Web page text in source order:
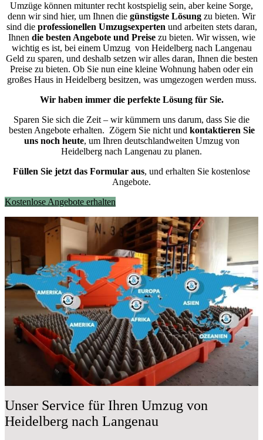
Umzüge können mitunter recht kostspielig sein, aber keine Sorge,
denn wir sind hier, um Ihnen die günstigste Lösung zu bieten. Wir
sind die professionellen Umzugsexperten und arbeiten stets daran,
Ihnen die besten Angebote und Preisezu bieten. Wir wissen, wie
wichtig es ist, bei einem Umzug von Heidelberg nach Langenau
Geld zu sparen, und deshalb setzen wir alles daran, Ihnen die besten
Preise zu bieten. Ob Sie nun eine kleine Wohnung haben oder ein
großes Haus in Heidelberg besitzen, was umgezogen werden muss.
Wir haben immer die perfekte Lösung für Sie.
Sparen Sie sich die Zeit – wir kümmern uns darum, dass Sie die
besten Angebote erhalten. Zögern Sie nicht und kontaktieren Sie
uns noch heute, um Ihren deutschlandweiten Umzug von
Heidelberg nach Langenau zu planen.
Füllen Sie jetzt das Formular aus, und erhalten Sie kostenlose
Angebote.
Kostenlose Angebote erhalten
Unser Service für Ihren Umzug von
Heidelberg nach Langenau